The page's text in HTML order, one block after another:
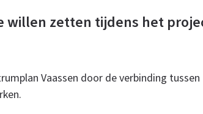
willen zetten tijdens het
Vaassen door de verbinding tussen